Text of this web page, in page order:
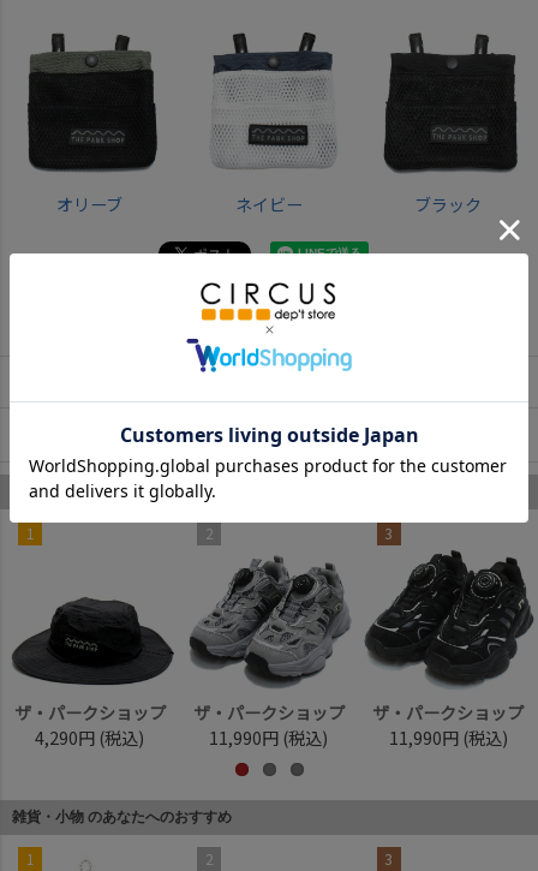
オリーブ ネイビー ブラック
商品についてのお問い合わせ
ザ・パークショップ のあなたへのおすすめ
1
ザ・パークショップ
4,290円 (税込)
2
ザ・パークショップ
11,990円 (税込)
3
ザ・パークショップ
11,990円 (税込)
雑貨・小物 のあなたへのおすすめ
1 2 3